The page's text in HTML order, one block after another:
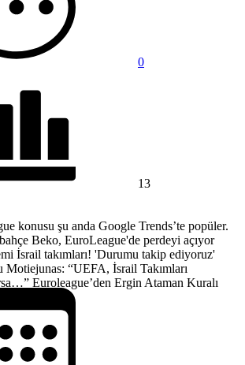
0
13
konusu şu anda Google Trends’te popüler.
Beko, EuroLeague'de perdeyi açıyor
İsrail takımları! 'Durumu takip ediyoruz'
Motiejunas: “UEFA, İsrail Takımları
Euroleague’den Ergin Ataman Kuralı